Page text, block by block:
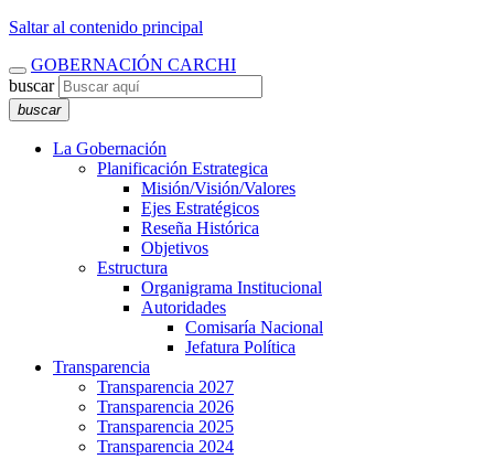
Saltar al contenido principal
GOBERNACIÓN CARCHI
buscar
buscar
La Gobernación
Planificación Estrategica
Misión/Visión/Valores
Ejes Estratégicos
Reseña Histórica
Objetivos
Estructura
Organigrama Institucional
Autoridades
Comisaría Nacional
Jefatura Política
Transparencia
Transparencia 2027
Transparencia 2026
Transparencia 2025
Transparencia 2024